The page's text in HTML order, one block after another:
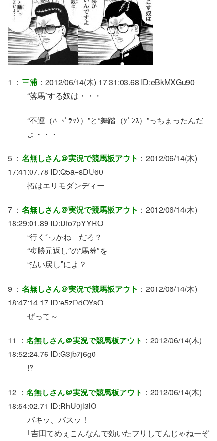
1 ： 三浦 ：2012/06/14(木) 17:31:03.68 ID:eBkMXGu90
“落馬”する奴は・・・
“不運（ﾊｰﾄﾞﾗｯｸ）”と“舞踏（ﾀﾞﾝｽ）”っちまったんだ
よ・・・
5 ： 名無しさん＠実況で競馬板アウト ：2012/06/14(木)
17:41:07.78 ID:Q5a+sDU60
拓はエリモダンディー
7 ： 名無しさん＠実況で競馬板アウト ：2012/06/14(木)
18:29:01.89 ID:Dfo7pYYRO
“行く″っかねーだろ？
“複勝元返し″の“馬券″を
“払い戻し″によ？
9 ： 名無しさん＠実況で競馬板アウト ：2012/06/14(木)
18:47:14.17 ID:e5zDdOYsO
ぜって～
11 ： 名無しさん＠実況で競馬板アウト ：2012/06/14(木)
18:52:24.76 ID:G3jb7j6g0
!?
12 ： 名無しさん＠実況で競馬板アウト ：2012/06/14(木)
18:54:02.71 ID:RhU0jl3lO
バキッ、バスッ！
｢吉田てめぇこんなんで効いたフリしてんじゃねーぞ